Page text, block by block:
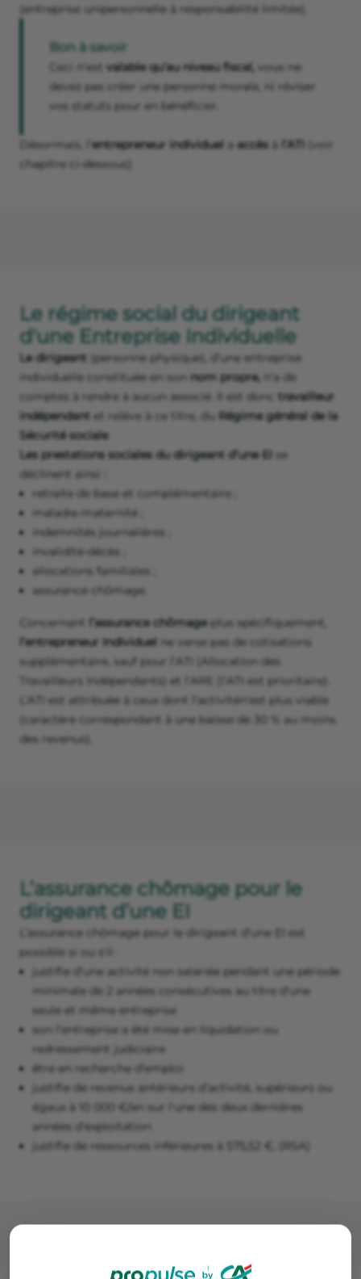
(entreprise unipersonnelle à responsabilité limitée).
Bon à savoir
Ceci n’est valable qu’au niveau fiscal, vous ne
devez pas créer une personne morale, ni réviser
vos statuts pour en bénéficier.
Désormais, l’ entrepreneur individuel a accès à l’ATI
(voir
chapitre ci-dessous)
Le régime social du dirigeant
d'une Entreprise Individuelle
Le dirigeant (personne physique), d’une entreprise
individuelle constituée en son nom propre, n’a de
comptes à rendre à aucun associé. Il est donc travailleur
indépendant et relève à ce titre, du Régime général de la
Sécurité sociale.
Les prestations sociales du dirigeant d’une EI
se
déclinent ainsi
retraite de base et complémentaire ;
maladie-maternité ;
indemnités journalières ;
invalidité-décès ;
allocations familiales ;
assurance chômage.
Concernant l’assurance chômageplus spécifiquement,
l’entrepreneur Individuel ne verse pas de cotisations
supplémentaire, sauf pour l’ATI (Allocation des
Travailleurs Indépendants) et l’ARE (l’ATI est prioritaire).
L’ATI est attribuée à ceux dont l’activitén’est plus viable
(caractère correspondant à une baisse de 30 % au moins
des revenus).
L’assurance chômage pour le
dirigeant d’une EI
L’assurance chômage pour le dirigeant d’une EI est
possible si ou s'il :
justifie d’une activité non salariée pendant une période
minimale de 2 années consécutives au titre d'une
seule et même entreprise
son l’entreprise a été mise en liquidation ou
redressement judiciaire
être en recherche d’emploi
justifie de revenus antérieurs d’activité, supérieurs ou
égaux à 10 000 €/an sur l'une des deux dernières
années d'exploitation
justifie de ressources inférieures à 575,52 €, (RSA)